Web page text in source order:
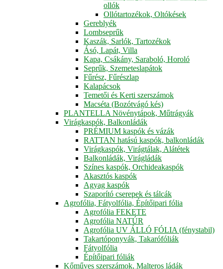
ollók
Ollótartozékok, Oltókések
Gereblyék
Lombseprűk
Kaszák, Sarlók, Tartozékok
Ásó, Lapát, Villa
Kapa, Csákány, Saraboló, Horoló
Seprűk, Szemeteslapátok
Fűrész, Fűrészlap
Kalapácsok
Temetői és Kerti szerszámok
Macséta (Bozótvágó kés)
PLANTELLA Növénytápok, Műtrágyák
Virágkaspók, Balkonládák
PRÉMIUM kaspók és vázák
RATTAN hatású kaspók, balkonládák
Virágkaspók, Virágtálak, Alátétek
Balkonládák, Virágládák
Színes kaspók, Orchideakaspók
Akasztós kaspók
Agyag kaspók
Szaporító cserepek és tálcák
Agrofólia, Fátyolfólia, Építőipari fólia
Agrofólia FEKETE
Agrofólia NATÚR
Agrofólia UV ÁLLÓ FÓLIA (fénystabil)
Takartóponyvák, Takarófóliák
Fátyolfólia
Építőipari fóliák
Kőműves szerszámok, Malteros ládák